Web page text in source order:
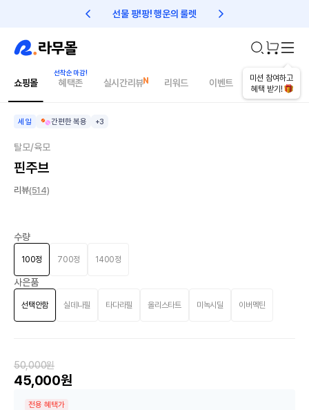
선물 팡!팡! 행운의 룰렛 친구초대 1만원 리워드!
미션 참여하고
혜택 받기!
쇼핑몰 혜택존 실시간리뷰 리워드 이벤트 건강매거진
오늘의 추천상품
세일 간편한 복용 +3
탈모/육모
핀주브
리뷰(514)
50,000원
45,000원
전용 혜택가
수량
100정 700정 1400정
사은품
선택안함 실데나필 타다라필 올리스타트 미녹시딜 이버멕틴